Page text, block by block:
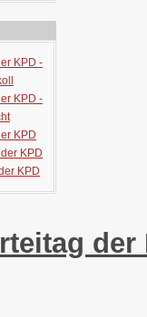
KPD -
KPD -
KPD
KPD
KPD